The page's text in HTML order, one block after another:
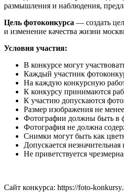
размышления и наблюдения,
Цель фотоконкурса — создать
и изменение качества жизни
Условия участия:
В конкурсе могут
Каждый участник
На каждую конкурсную
К конкурсу принимаются
К участию допускаются
Размер изображения не
Фотографии должны быть в
Фотография не должна
Снимки могут быть как
Допускается
Не приветствуется
Сайт конкурса: https://foto-